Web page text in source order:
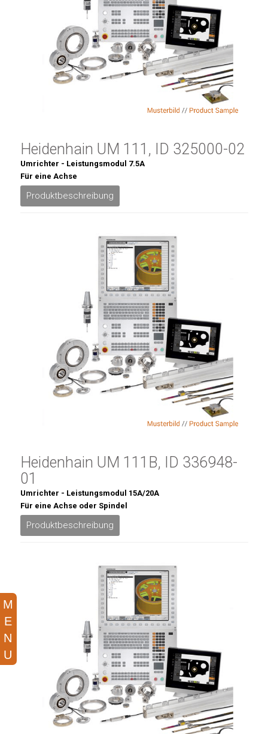
Heidenhain UM 111, ID 325000-02
Umrichter - Leistungsmodul 7.5A
Für eine Achse
Produktbeschreibung
Heidenhain UM 111B, ID 336948-
01
Umrichter - Leistungsmodul 15A/20A
Für eine Achse oder Spindel
Produktbeschreibung